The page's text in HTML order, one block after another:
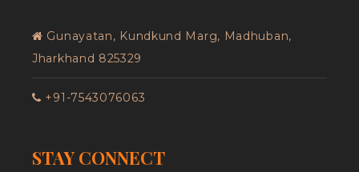
Gunayatan, Kundkund Marg, Madhuban,
Jharkhand 825329
+91-7543076063
STAY CONNECT